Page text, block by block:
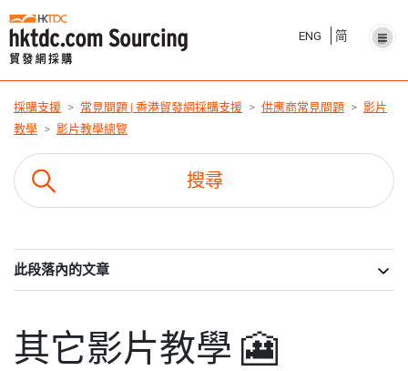
ENG 简
採購支援 常見問題 | 香港貿發網採購支援 供應商常見問題
影片
教學
影片教學總覽
此段落內的文章
其它影片教學 🎦